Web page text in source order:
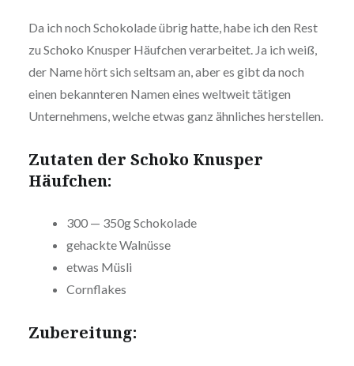
Da ich noch Scho­ko­la­de übrig hatte, habe ich den Rest
zu Schoko Knusper Häufchen ver­ar­bei­tet. Ja ich weiß,
der Name hört sich seltsam an, aber es gibt da noch
einen bekann­te­ren Namen eines weltweit tätigen
Unter­neh­mens, welche etwas ganz ähnliches herstellen.
Zutaten der Schoko Knusper
Häufchen:
300 — 350g Schokolade
gehackte Walnüsse
etwas Müsli
Corn­flakes
Zube­rei­tung: